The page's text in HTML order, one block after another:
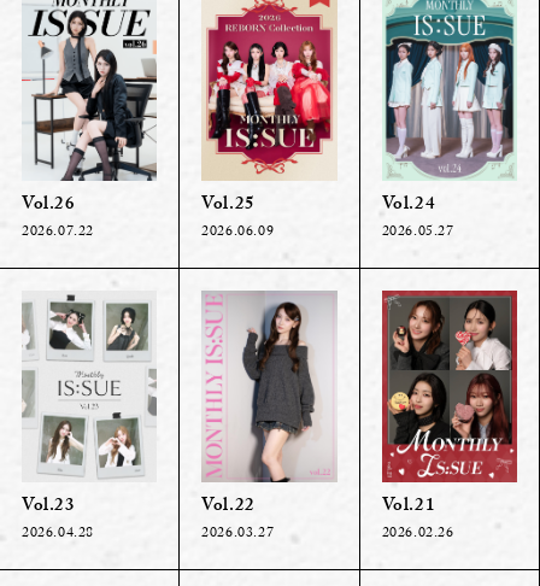
Vol.26
2026.07.22
Vol.25
2026.06.09
Vol.24
2026.05.27
Vol.23
2026.04.28
Vol.22
2026.03.27
Vol.21
2026.02.26